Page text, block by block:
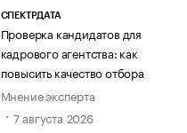
СПЕКТРДАТА
Проверка кандидатов для
кадрового агентства: как
повысить качество отбора
Мнение эксперта
7 августа 2026